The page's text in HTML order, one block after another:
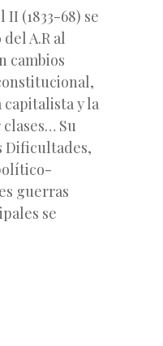
(1833-68) se
A.R al
cambios
capitalista y la
Su
Dificultades,
guerras
se